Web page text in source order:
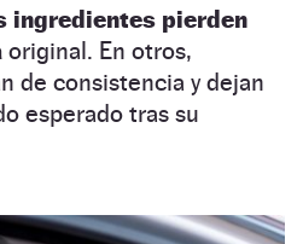
ingredientes pierden
original. En otros,
de consistencia y dejan
esperado tras su